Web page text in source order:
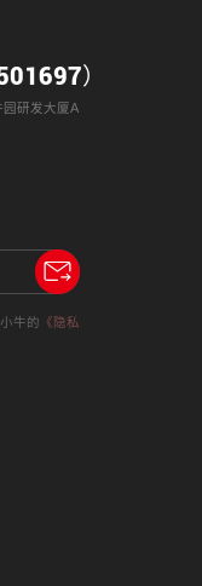
）
园研发大厦A
牛的 《隐私